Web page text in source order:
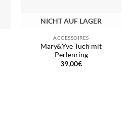
NICHT AUF LAGER
ACCESSOIRES
Mary&Yve Tuch mit
Perlenring
39,00€